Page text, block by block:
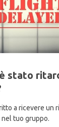
stato
a ricevere un
nel tuo gruppo.